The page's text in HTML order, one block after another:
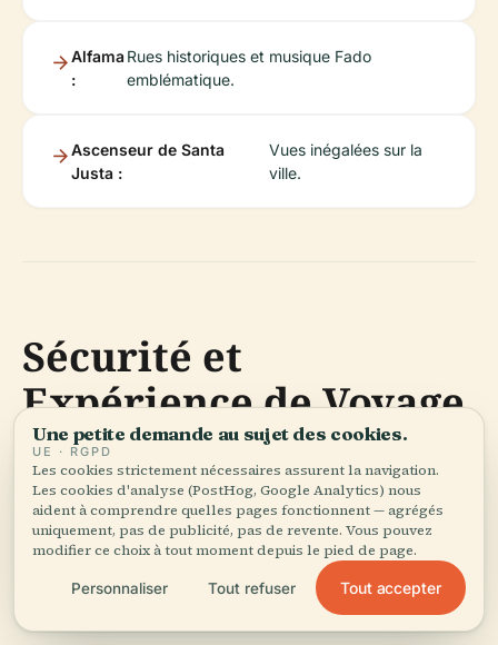
Alfama
:
Rues historiques et musique Fado
emblématique.
Ascenseur de Santa
Justa :
Vues inégalées sur la
ville.
Sécurité et
Expérience de Voyage
Le Chiado est l'un des quartiers les plus sûrs et les
plus accueillants de Lisbonne (MovingTo;Lisbon
Guide). Les précautions urbaines standard
s'appliquent, en particulier dans les zones
bondées.
Une petite demande au sujet des cookies.
UE · RGPD
Les cookies strictement nécessaires assurent la navigation.
Les cookies d'analyse (PostHog, Google Analytics) nous
aident à comprendre quelles pages fonctionnent — agrégés
uniquement, pas de publicité, pas de revente. Vous pouvez
modifier ce choix à tout moment depuis le pied de page.
Personnaliser Tout refuser Tout accepter